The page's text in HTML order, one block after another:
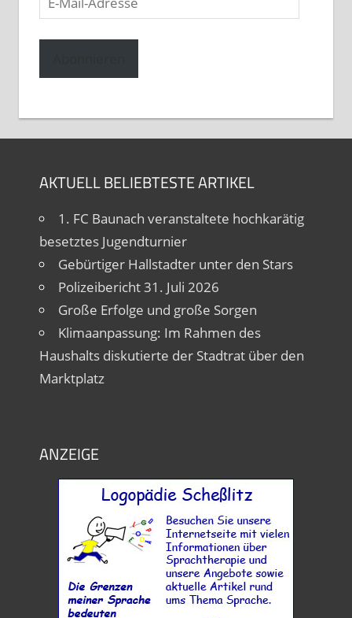
Mail-
Adresse
AKTUELL BELIEBTESTE ARTIKEL
1. FC Baunach veranstaltete hochkarätig
besetztes Jugendturnier
Gebürtiger Hallstadter unter den Stars
Polizeibericht 31. Juli 2026
Große Erfolge und große Sorgen
Klimaanpassung: Im Rahmen des
Haushalts diskutierte der Stadtrat über den
Marktplatz
ANZEIGE